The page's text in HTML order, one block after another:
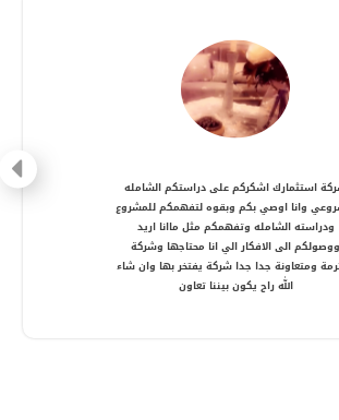
شركة متعاونة، انصح بالتعامل معها ، شكرا أستاذ
أمير